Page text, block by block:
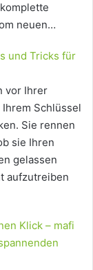
neuen…
und Tricks für
vor Ihrer
Schlüssel
Sie rennen
sie Ihren
gelassen
aufzutreiben
Klick – mafi